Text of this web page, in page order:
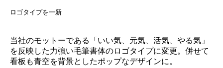
ロゴタイプを一新
当社のモットーである「いい気、元気、活気、やる気」
を反映した力強い毛筆書体のロゴタイプに変更。併せて
看板も青空を背景としたポップなデザインに。